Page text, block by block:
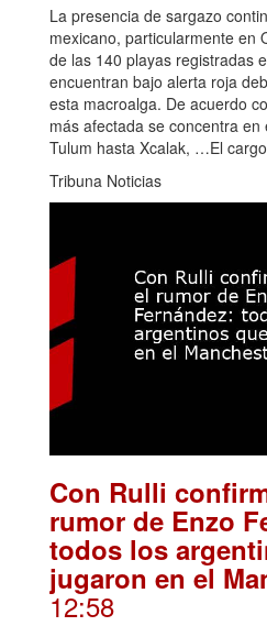
La presencia de sargazo
mexicano, particularmente en
de las 140 playas registradas
encuentran bajo alerta roja
esta macroalga. De acuerdo
más afectada se concentra
Tulum hasta Xcalak, …El
Tribuna Noticias
Con Rulli
rumor de Enzo
todos los
jugaron en el
12:58